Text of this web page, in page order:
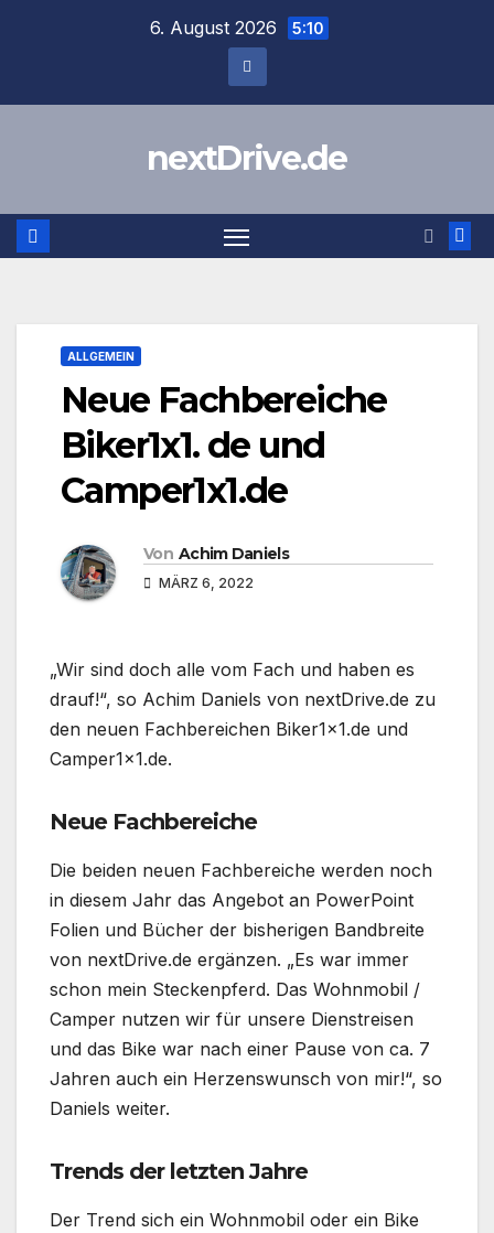
6. August 2026 5:10
nextDrive.de
ALLGEMEIN
Neue Fachbereiche
Biker1x1. de und
Camper1x1.de
Von Achim Daniels
MÄRZ 6, 2022
„Wir sind doch alle vom Fach und haben es
drauf!“, so Achim Daniels von nextDrive.de zu
den neuen Fachbereichen Biker1x1.de und
Camper1x1.de.
Neue Fachbereiche
Die beiden neuen Fachbereiche werden noch
in diesem Jahr das Angebot an PowerPoint
Folien und Bücher der bisherigen Bandbreite
von nextDrive.de ergänzen. „Es war immer
schon mein Steckenpferd. Das Wohnmobil /
Camper nutzen wir für unsere Dienstreisen
und das Bike war nach einer Pause von ca. 7
Jahren auch ein Herzenswunsch von mir!“, so
Daniels weiter.
Trends der letzten Jahre
Der Trend sich ein Wohnmobil oder ein Bike